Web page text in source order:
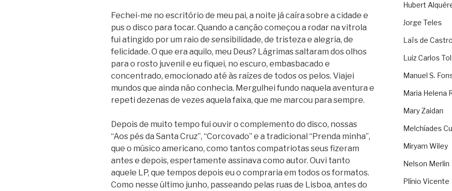
Fechei-me no escritório de meu pai, a noite já caíra sobre a cidade e
pus o disco para tocar. Quando a canção começou a rodar na vitrola
fui atingido por um raio de sensibilidade, de tristeza e alegria, de
felicidade. O que era aquilo, meu Deus? Lágrimas saltaram dos olhos
para o rosto juvenil e eu fiquei, no escuro, embasbacado e
concentrado, emocionado até às raízes de todos os pelos. Viajei
mundos que ainda não conhecia. Mergulhei fundo naquela aventura e
repeti dezenas de vezes aquela faixa, que me marcou para sempre.
Depois de muito tempo fui ouvir o complemento do disco, nossas
“Aos pés da Santa Cruz”, “Corcovado” e a tradicional “Prenda minha”,
que o músico americano, como tantos compatriotas seus fizeram
antes e depois, espertamente assinava como autor. Ouvi tanto
aquele LP, que tempos depois eu o compraria em todos os formatos.
Como nesse último junho, passeando pelas ruas de Lisboa, antes do
Hubert
Jorge Teles
Laïs de Castro
Luiz Carlos
Manuel S.
Maria Helena
Mary Zaidan
Melchíades
Miryam Wiley
Nelson Merlin
Plínio Vicente